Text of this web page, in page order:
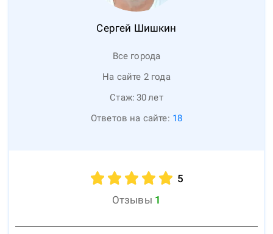
Сергей Шишкин
Все города
На сайте 2 года
Стаж: 30лет
Ответов на сайте: 18
5
Отзывы 1